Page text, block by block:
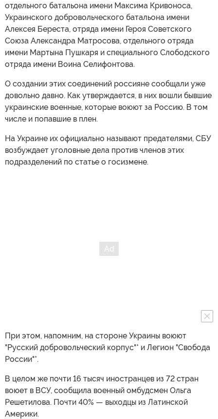
отдельного батальона имени Максима Кривоноса,
Украинского добровольческого батальона имени
Алексея Береста, отряда имени Героя Советского
Союза Александра Матросова, отдельного отряда
имени Мартына Пушкаря и специального Слободского
отряда имени Воина Селифонтова.
О создании этих соединений россияне сообщали уже
довольно давно. Как утверждается, в них вошли бывшие
украинские военные, которые воюют за Россию. В том
числе и попавшие в плен.
На Украине их официально называют предателями, СБУ
возбуждает уголовные дела против членов этих
подразделений по статье о госизмене.
При этом, напомним, на стороне Украины воюют
"Русский добровольческий корпус"* и Легион "Свобода
России"*.
В целом же почти 16 тысяч иностранцев из 72 стран
воюет в ВСУ, сообщила военный омбудсмен Ольга
Решетилова. Почти 40% — выходцы из Латинской
Америки.